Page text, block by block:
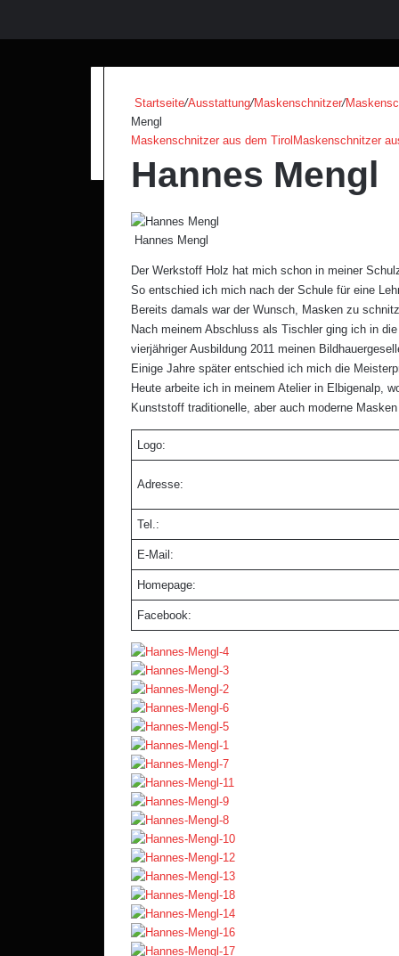
Startseite/Ausstattung/Maskenschnitzer/
Mengl
Maskenschnitzer aus dem Tirol Maskenschnitzer
Hannes Mengl
Hannes Mengl
Der Werkstoff Holz hat mich schon in meiner
So entschied ich mich nach der Schule für eine
Bereits damals war der Wunsch, Masken zu
Nach meinem Abschluss als Tischler ging ich in
vierjähriger Ausbildung 2011 meinen
Einige Jahre später entschied ich mich die
Heute arbeite ich in meinem Atelier in Elbigenalp,
Kunststoff traditionelle, aber auch moderne
Logo:
Adresse:
Tel.:
E-Mail:
Homepage:
Facebook: